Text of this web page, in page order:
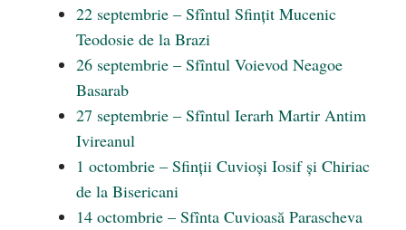
22 septembrie – Sfîntul Sfințit Mucenic
Teodosie de la Brazi
26 septembrie – Sfîntul Voievod Neagoe
Basarab
27 septembrie – Sfîntul Ierarh Martir Antim
Ivireanul
1 octombrie – Sfinții Cuvioși Iosif și Chiriac
de la Bisericani
14 octombrie – Sfînta Cuvioasă Parascheva